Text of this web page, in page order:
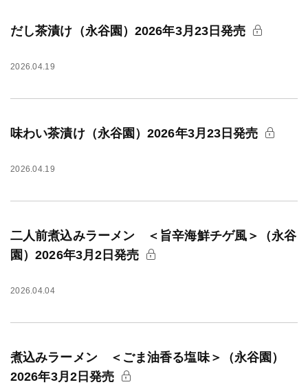
だし茶漬け（永谷園）2026年3月23日発売
2026.04.19
味わい茶漬け（永谷園）2026年3月23日発売
2026.04.19
二人前煮込みラーメン ＜旨辛海鮮チゲ風＞（永谷
園）2026年3月2日発売
2026.04.04
煮込みラーメン ＜ごま油香る塩味＞（永谷園）
2026年3月2日発売